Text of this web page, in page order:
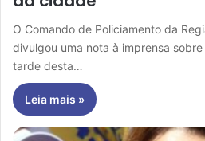
O Comando de Policiamento da
divulgou uma nota à imprensa
tarde desta…
Leia mais »